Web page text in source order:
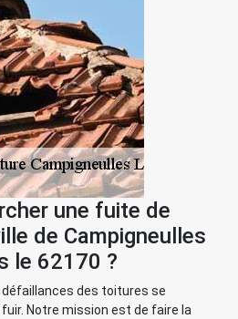
une fuite de
de Campigneulles
le 62170 ?
défaillances des toitures se
Notre mission est de faire la